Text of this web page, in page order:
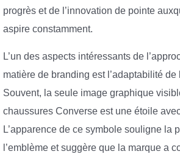
progrès et de l’innovation de pointe
aspire constamment.
L’un des aspects intéressants de
matière de branding est l’adaptabilité de
Souvent, la seule image graphique
chaussures Converse est une étoile
L’apparence de ce symbole souligne la
l’emblème et suggère que la marque a